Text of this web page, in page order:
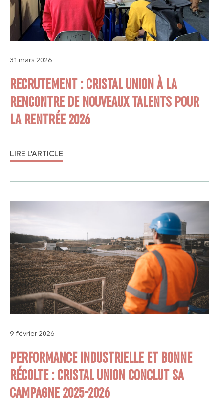
31 mars 2026
RECRUTEMENT : CRISTAL UNION À LA
RENCONTRE DE NOUVEAUX TALENTS POUR
LA RENTRÉE 2026
LIRE L'ARTICLE
9 février 2026
PERFORMANCE INDUSTRIELLE ET BONNE
RÉCOLTE : CRISTAL UNION CONCLUT SA
CAMPAGNE 2025-2026